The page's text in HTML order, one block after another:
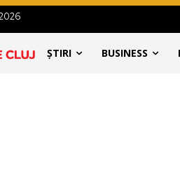
ȘTIRI BUSINESS